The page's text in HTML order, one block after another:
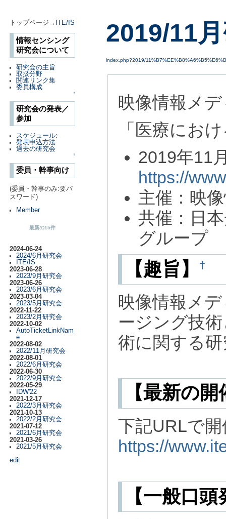
2019/11
index.php?2019/
トップページ→ ITE/IS
情報センシング
研究会について
研究会の主旨
取扱分野
関連リンク集
委員構成
↑
研究会の発表／
参加
スケジュール:
発表申込方法
過去の研究会
↑
委員・幹事向け
(委員・幹事のみ:要パ
スワード)
Member
最新の15件
2024-06-24
2024/6月研究会
ITE/IS
2023-06-28
2023/9月研究会
2023-06-26
2023/6月研究会
2023-03-04
2023/5月研究会
2022-11-22
2023/2月研究会
2022-10-02
AutoTicketLinkNam
e
2022-08-02
2022/11月研究会
2022-08-01
2022/6月研究会
2022-06-30
2022/9月研究会
2022-05-29
IDW'22
2021-12-17
2022/3月研究会
2021-10-13
2022/2月研究会
2021-07-12
2021/6月研究会
2021-03-26
2021/5月研究会
edit
映像情報メ
「医療にお
2019年11
https://
主催：映
共催：日
グループ
【趣旨】 †
映像情報メ
ージング技
術に関する
【最新の
下記URLで
https://
【一般口